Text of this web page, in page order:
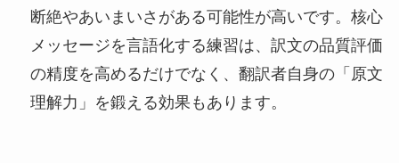
断絶やあいまいさがある可能性が高いです。核心
メッセージを言語化する練習は、訳文の品質評価
の精度を高めるだけでなく、翻訳者自身の「原文
理解力」を鍛える効果もあります。